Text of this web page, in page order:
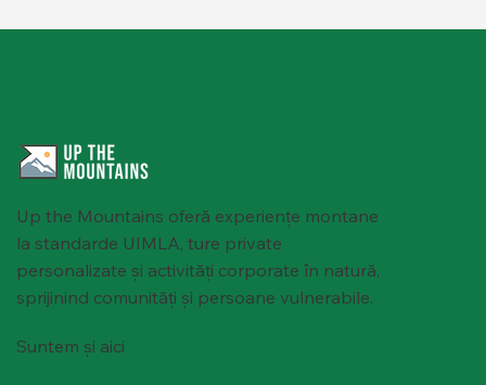
Up the Mountains oferă experiențe montane
la standarde UIMLA, ture private
personalizate și activități corporate în natură,
sprijinind comunități și persoane vulnerabile.
Suntem și aici